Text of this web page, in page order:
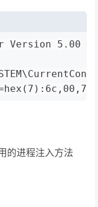
Version 5.00
的进程注入方法